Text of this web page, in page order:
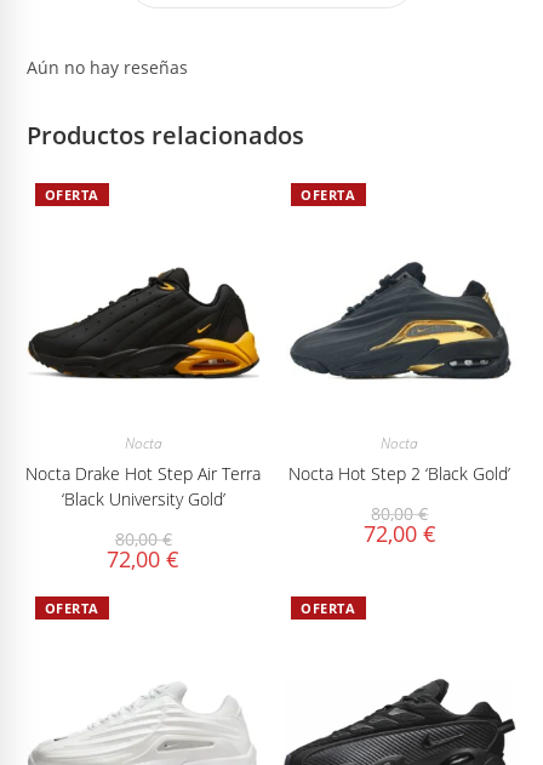
Aún no hay reseñas
Productos relacionados
OFERTA
Nocta
Nocta Drake Hot Step Air Terra
‘Black University Gold’
80,00€
72,00€
OFERTA
Nocta
Nocta Hot Step 2 ‘Black Gold’
80,00€
72,00 €
OFERTA OFERTA